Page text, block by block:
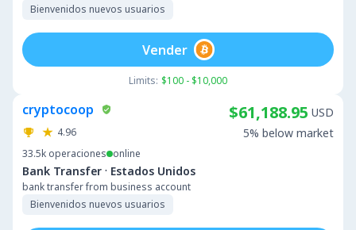
Bienvenidos nuevos usuarios
Limits: $100 - $10,000
Vender
cryptocoop
4.96
33.5k operaciones online
Bank Transfer · Estados Unidos
bank transfer from business account
Bienvenidos nuevos usuarios
$61,188.95 USD
5% below market